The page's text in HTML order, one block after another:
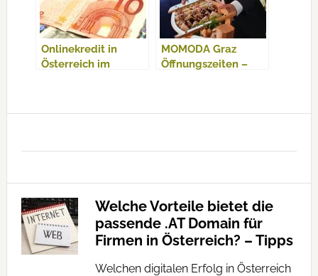
Onlinekredit in
Österreich im
MOMODA Graz
Öffnungszeiten –
Welche Vorteile bietet die
passende .AT Domain für
Firmen in Österreich? – Tipps
Welchen digitalen Erfolg in Österreich